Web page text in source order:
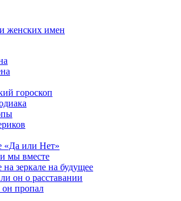
женских имен
гороскоп
«Да или Нет»
мы вместе
на зеркале на будущее
он о расставании
пропал